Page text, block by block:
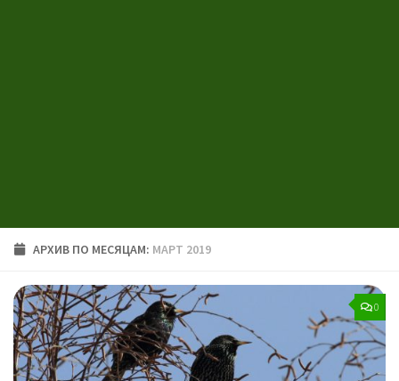
АРХИВ ПО МЕСЯЦАМ: МАРТ 2019
0